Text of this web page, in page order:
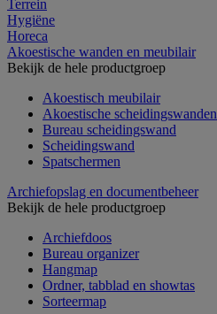
Terrein
Hygiëne
Horeca
Akoestische wanden en meubilair
Bekijk de hele productgroep
Akoestisch meubilair
Akoestische scheidingswanden
Bureau scheidingswand
Scheidingswand
Spatschermen
Archiefopslag en documentbeheer
Bekijk de hele productgroep
Archiefdoos
Bureau organizer
Hangmap
Ordner, tabblad en showtas
Sorteermap